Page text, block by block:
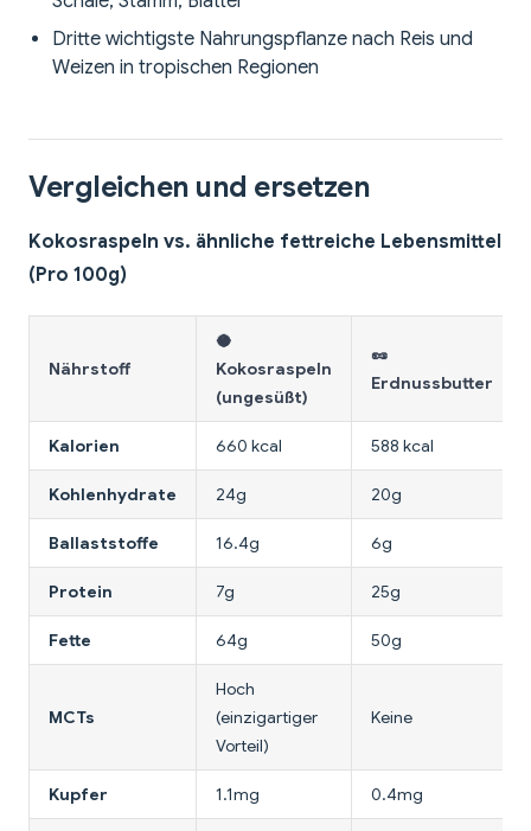
Dritte wichtigste Nahrungspflanze nach Reis und
Weizen in tropischen Regionen
Vergleichen und ersetzen
Kokosraspeln vs. ähnliche fettreiche Lebensmittel
(Pro 100g)
Nährstoff
🥥
Kokosraspeln
(ungesüßt)
🥜
Erdnussbutter
Kalorien 660 kcal 588 kcal
Kohlenhydrate 24g 20g
Ballaststoffe 16.4g 6g
Protein 7g 25g
Fette 64g 50g
MCTs
Hoch
(einzigartiger
Vorteil)
Keine
Kupfer 1.1mg 0.4mg